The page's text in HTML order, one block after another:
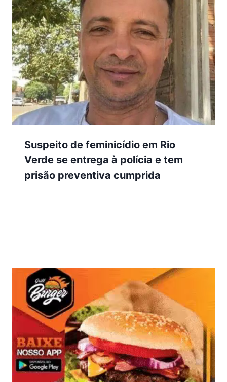
Suspeito de feminicídio em Rio
Verde se entrega à polícia e tem
prisão preventiva cumprida